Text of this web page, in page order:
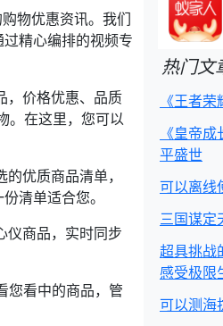
物优惠资讯。我们
精心编排的视频专
，价格优惠、品质
。在这里，您可以
优质商品清单，
清单适合您。
仪商品，实时同步
您看中的商品，管
热门文
《王者
《皇帝
平盛世
可以离线
三国谋定
超具挑战
感受极限
可以测海